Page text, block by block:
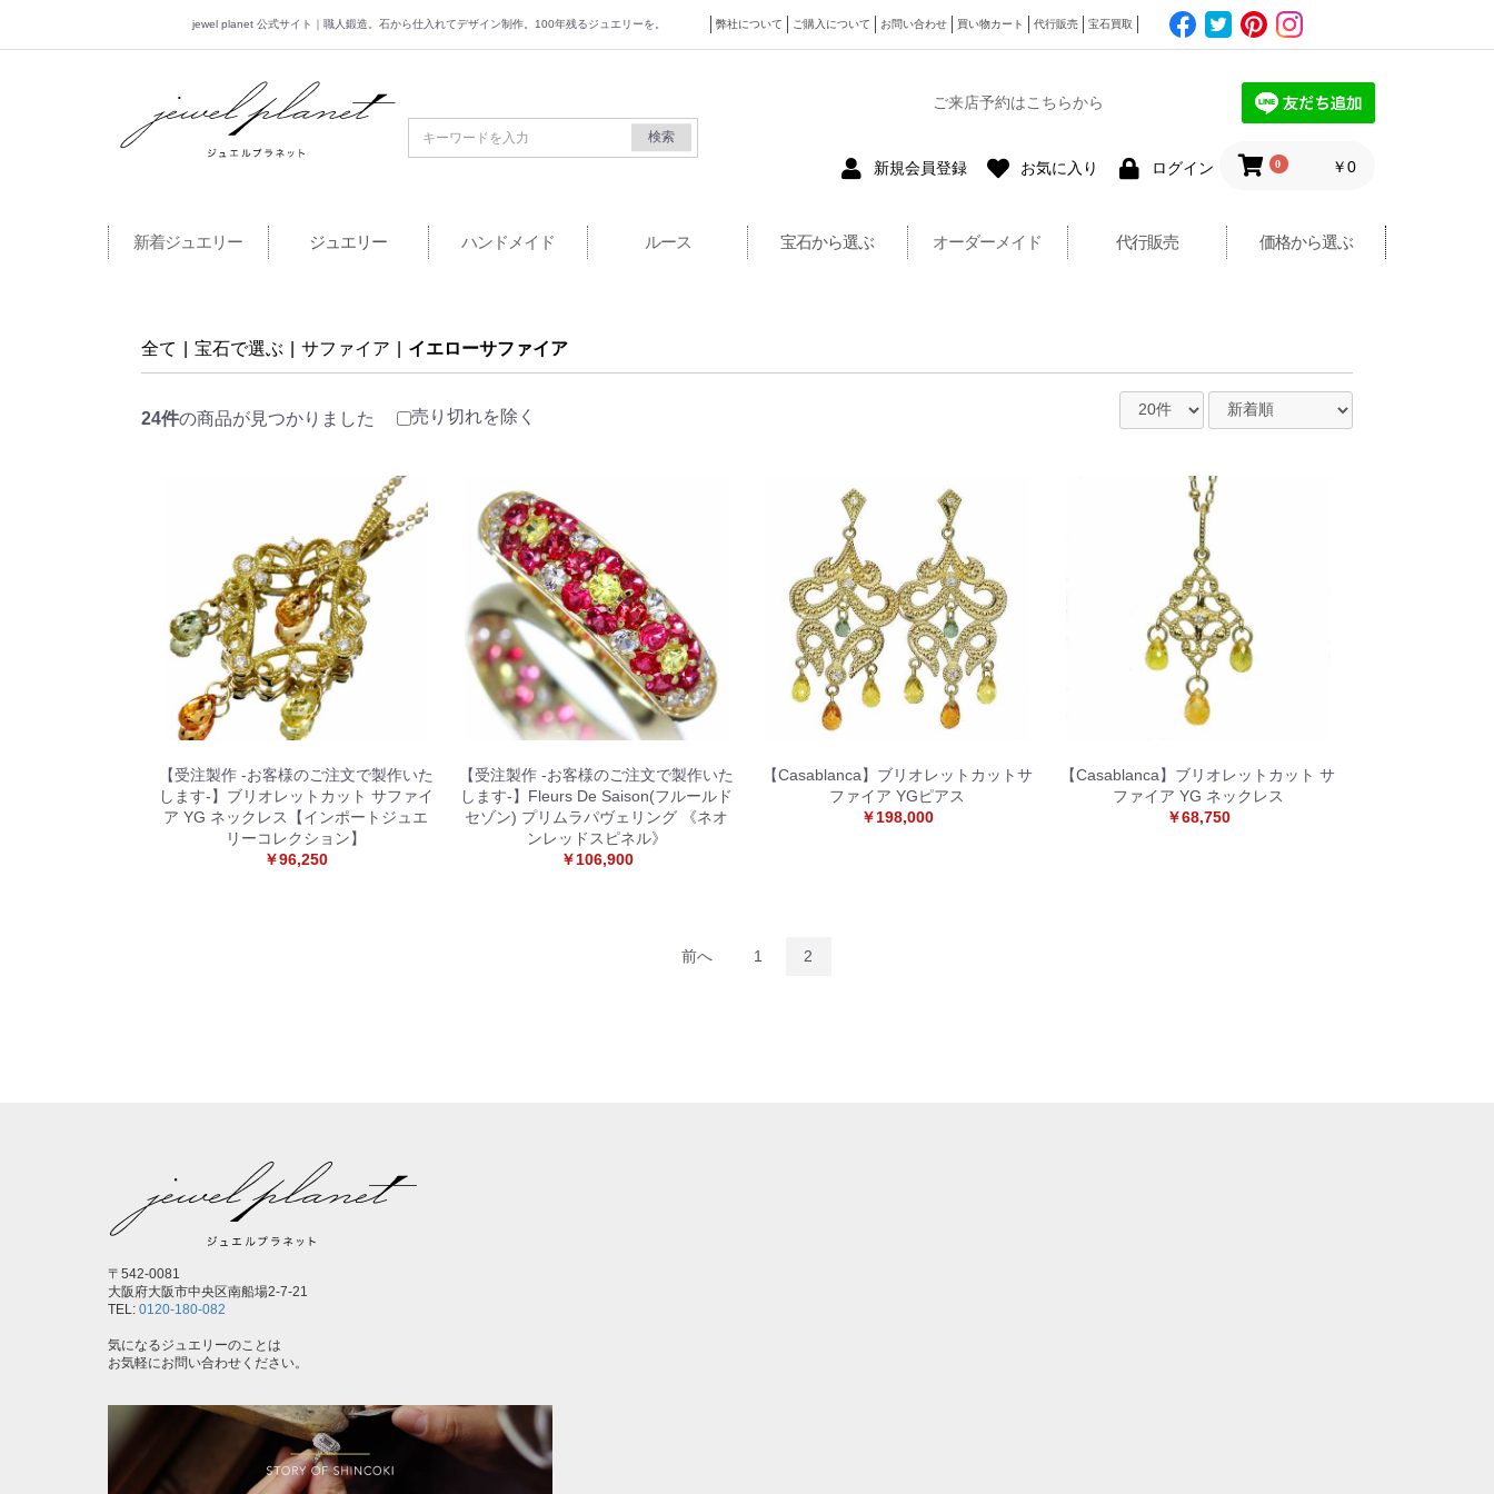
jewel planet 公式サイト｜職人鍛造。石から仕入れてデザイン制作。100年残るジュエリーを。 弊社について ご購入について お問い合わせ 買い物カート 代行販売 宝石買取
jewel planet 公式サイト
検索
ご来店予約はこちらから
新規会員登録 お気に入り ログイン 0 ￥0
新着ジュエリー ジュエリー ハンドメイド ルース 宝石から選ぶ オーダーメイド 代行販売 価格から選ぶ
全て 宝石で選ぶ サファイア イエローサファイア
24件の商品が見つかりました 売り切れを除く
【受注製作 -お客様のご注文で製作いた
します-】ブリオレットカット サファイ
ア YG ネックレス【インポートジュエ
リーコレクション】
￥96,250
【受注製作 -お客様のご注文で製作いた
します-】Fleurs De Saison(フルールド
セゾン) プリムラパヴェリング 《ネオ
ンレッドスピネル》
￥106,900
【Casablanca】ブリオレットカットサ
ファイア YGピアス
￥198,000
【Casablanca】ブリオレットカット サ
ファイア YG ネックレス
￥68,750
前へ
1 2
〒542-0081
大阪府大阪市中央区南船場2-7-21
TEL: 0120-180-082
気になるジュエリーのことは
お気軽にお問い合わせください。